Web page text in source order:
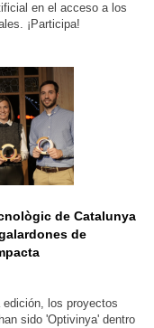
en el acceso a los
¡Participa!
de Catalunya
de
edición, los proyectos
sido 'Optivinya' dentro